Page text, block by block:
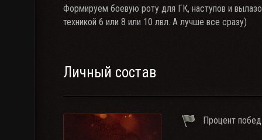
Формируем боевую роту для ГК, наступов и
техникой 6 или 8 или 10 лвл. А лучше все сразу)
Личный состав
Процент побед